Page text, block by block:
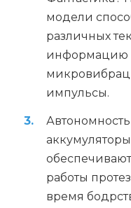
модели
различных
информацию
импульсы.
работы
время